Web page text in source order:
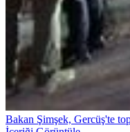
Bakan Şimşek, Gercüş'te